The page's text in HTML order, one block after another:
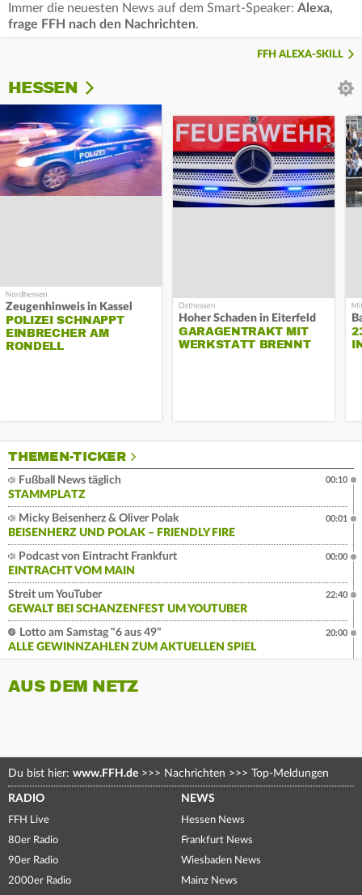
Immer die neuesten News auf dem Smart-Speaker: Alexa,
frage FFH nach den Nachrichten.
FFH ALEXA-SKILL
HESSEN
Zeugenhinweis in Kassel
POLIZEI SCHNAPPT
EINBRECHER AM
RONDELL
Hoher Schaden in Eiterfeld
GARAGENTRAKT MIT
WERKSTATT BRENNT
THEMEN-TICKER
Fußball News täglich
STAMMPLATZ
00:10
Micky Beisenherz & Oliver Polak
BEISENHERZ UND POLAK – FRIENDLY FIRE
00:01
Podcast von Eintracht Frankfurt
EINTRACHT VOM MAIN
00:00
Streit um YouTuber
GEWALT BEI SCHANZENFEST UM YOUTUBER
22:40
Lotto am Samstag "6 aus 49"
ALLE GEWINNZAHLEN ZUM AKTUELLEN SPIEL
20:00
AUS DEM NETZ
Du bist hier: www.FFH.de >>> Nachrichten >>> Top-Meldungen
RADIO
FFH Live
80er Radio
90er Radio
2000er Radio
NEWS
Hessen News
Frankfurt News
Wiesbaden News
Mainz News